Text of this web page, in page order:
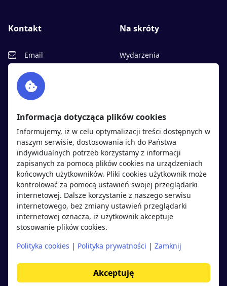
Kontakt
Email
Facebook
Twitter
Na skróty
Wydarzenia
Polityka cookies
Polityka prywatności
Kandydaci
Regulamin kandydata
Oferty pracy
Pracodawcy
Opinie o pracodawcach
Blog
Pracodawcy
Regulamin pracodawcy
Dodaj ogłoszenie
Informacja dotycząca plików cookies
Informujemy, iż w celu optymalizacji treści dostępnych w
naszym serwisie, dostosowania ich do Państwa
indywidualnych potrzeb korzystamy z informacji
zapisanych za pomocą plików cookies na urządzeniach
końcowych użytkowników. Pliki cookies użytkownik może
kontrolować za pomocą ustawień swojej przeglądarki
internetowej. Dalsze korzystanie z naszego serwisu
internetowego, bez zmiany ustawień przeglądarki
internetowej oznacza, iż użytkownik akceptuje
stosowanie plików cookies.
Polityka cookies | Polityka prywatności | Zamknij
Akceptuję